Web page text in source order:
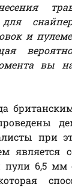
и
вы
при
является
6,5 мм